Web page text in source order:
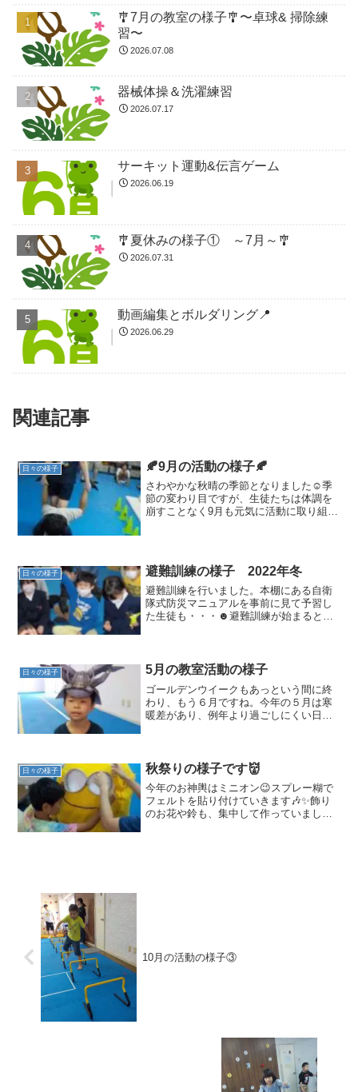
🎐7月の教室の様子🎐〜卓球& 掃除練
習〜
2026.07.08
器械体操＆洗濯練習
2026.07.17
サーキット運動&伝言ゲーム
2026.06.19
🎐夏休みの様子① ～7月～🎐
2026.07.31
動画編集とボルダリング📍
2026.06.29
関連記事
日々の様子 🍂9月の活動の様子🍂
さわやかな秋晴の季節となりました☺️季
節の変わり目ですが、生徒たちは体調を
崩すことなく9月も元気に活動に取り組ん
も息を合わせ、...
日々の様子 避難訓練の様子 2022年冬
避難訓練を行いました。本棚にある自衛
隊式防災マニュアルを事前に見て予習し
た生徒も・・・☻避難訓練が始まると挙
行していました。生徒たち...
日々の様子 5月の教室活動の様子
ゴールデンウイークもあっという間に終
わり、もう６月ですね。今年の５月は寒
暖差があり、例年より過ごしにくい日も
ークの様子です。こどもの...
日々の様子 秋祭りの様子です👹
今年のお神輿はミニオン😉スプレー糊で
フェルトを貼り付けていきます🎶✨飾り
のお花や鈴も、集中して作っていまし
10月の活動の様子③